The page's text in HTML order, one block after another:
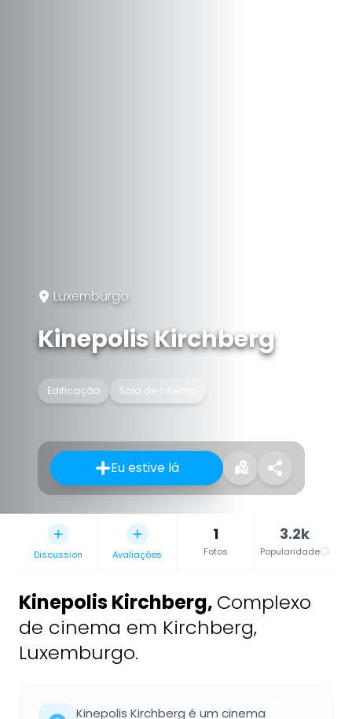
Luxemburgo
Kinepolis Kirchberg
Edificação Sala de cinema
Eu estive lá
Discussion Avaliações
1
Fotos
3.2k
Popularidade
Kinepolis Kirchberg, Complexo
de cinema em Kirchberg,
Luxemburgo.
Kinepolis Kirchberg é um cinema